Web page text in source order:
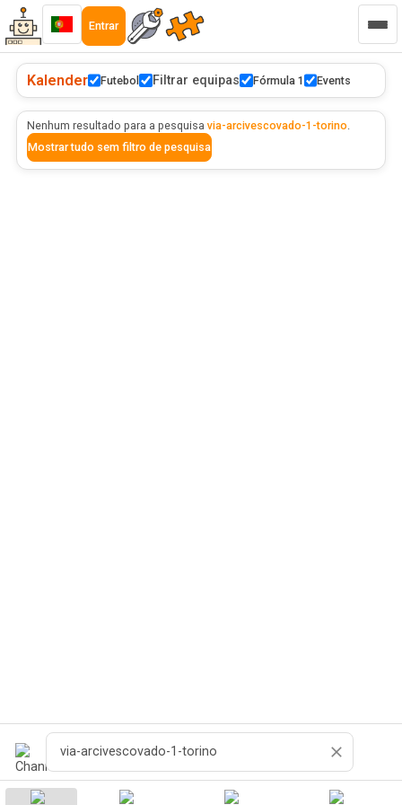
Entrar
Kalender Futebol Filtrar equipas Fórmula 1 Events
Nenhum resultado para a pesquisa via-arcivescovado-1-torino.
Mostrar tudo sem filtro de pesquisa
Pesquisar